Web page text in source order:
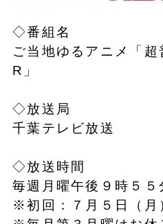
◇番組名
ご当地ゆるアニメ「
R」
◇放送局
千葉テレビ放送
◇放送時間
毎週月曜午後９時５５
※初回：７月５日（月